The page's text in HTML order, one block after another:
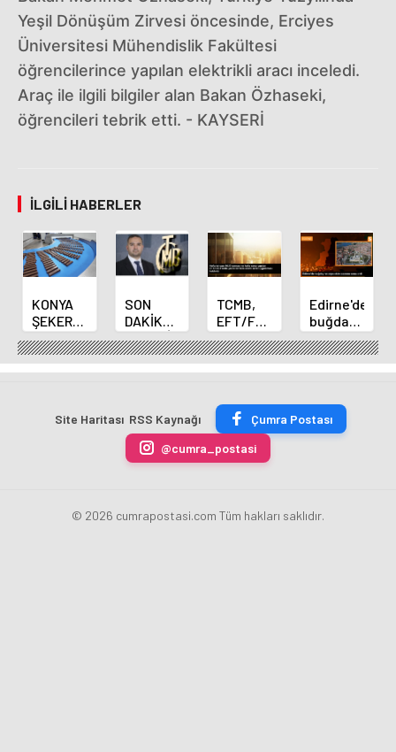
Yeşil Dönüşüm Zirvesi öncesinde, Erciyes
Üniversitesi Mühendislik Fakültesi
öğrencilerince yapılan elektrikli aracı inceledi.
Araç ile ilgili bilgiler alan Bakan Özhaseki,
öğrencileri tebrik etti. - KAYSERİ
İLGILI HABERLER
KONYA
ŞEKER
YILLIK 7
BİN 500
TON
ÜRETİLECEK
SON
DAKİKA
HABERİ:
Yeni
Merkez
Fatih
Karahan
oldu
TCMB,
EFT/FAST
işlemleri
için
fazla
uygulamasını
kaldırdı
Edirne'de
buğday
ve arpa
ekim
sezonu
erdi
Site Haritası RSS Kaynağı
Çumra Postası
@cumra_postasi
© 2026 cumrapostasi.com Tüm hakları saklıdır.